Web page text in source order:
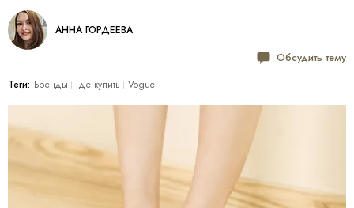
АННА ГОРДЕЕВА
Обсудить тему
Теги: Бренды Где купить Vogue